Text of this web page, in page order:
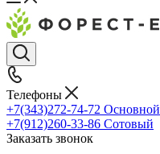
Телефоны
+7(343)272-74-72 Основной
+7(912)260-33-86 Сотовый
Заказать звонок